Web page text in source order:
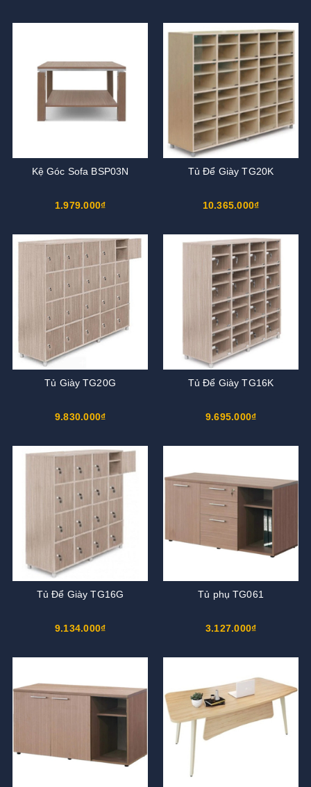
Kệ Góc Sofa BSP03N
1.979.000₫
Tủ Để Giày TG20K
10.365.000₫
Tủ Giày TG20G
9.830.000₫
Tủ Để Giày TG16K
9.695.000₫
Tủ Để Giày TG16G
9.134.000₫
Tủ phụ TG061
3.127.000₫